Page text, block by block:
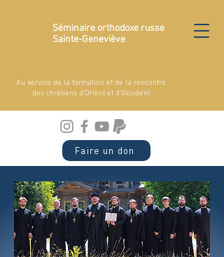
Séminaire orthodoxe russe
Sainte-Geneviève
Au service de la formation et de la rencontre
des chrétiens d'Orient et d'Occident
Faire un don